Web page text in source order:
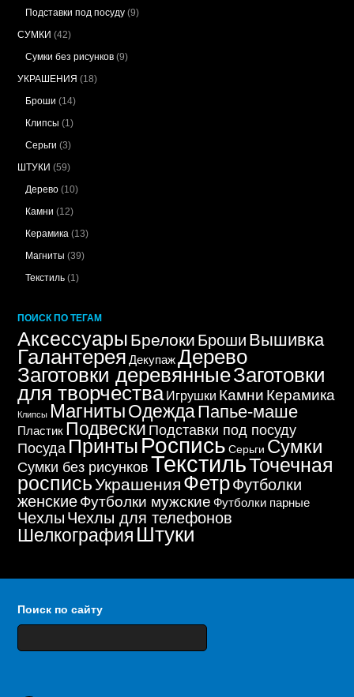
Подставки под посуду (9)
СУМКИ (42)
Сумки без рисунков (9)
УКРАШЕНИЯ (18)
Броши (14)
Клипсы (1)
Серьги (3)
ШТУКИ (59)
Дерево (10)
Камни (12)
Керамика (13)
Магниты (39)
Текстиль (1)
ПОИСК ПО ТЕГАМ
Аксессуары Брелоки Броши Вышивка
Галантерея Декупаж Дерево
Заготовки деревянныеЗаготовки
для творчестваИгрушки Камни Керамика
Клипсы Магниты ОдеждаПапье-маше
Пластик Подвески Подставки под посуду
Посуда Принты Роспись Серьги Сумки
Сумки без рисунков ТекстильТочечная
росписьУкрашения ФетрФутболки
женскиеФутболки мужские Футболки парные
Чехлы Чехлы для телефонов
Шелкография Штуки
Поиск по сайту